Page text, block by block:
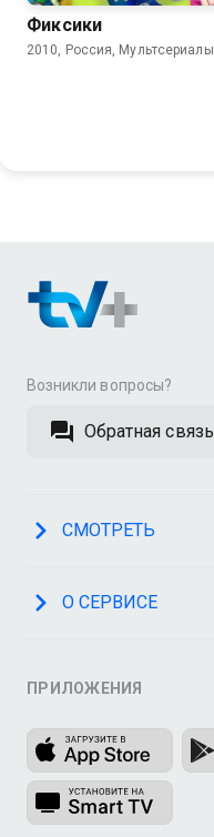
Фиксики
2010, Россия, Мультсериалы
Возникли вопросы?
Обратная связь
СМОТРЕТЬ
О СЕРВИСЕ
ПРИЛОЖЕНИЯ